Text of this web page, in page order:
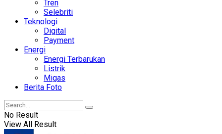
Tren
Selebriti
Teknologi
Digital
Payment
Energi
Energi Terbarukan
Listrik
Migas
Berita Foto
No Result
View All Result